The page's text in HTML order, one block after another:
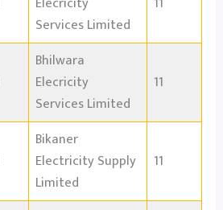
Services Limited
Bhilwara
Elecricity
Services Limited
11
Bikaner
Electricity Supply
Limited
11